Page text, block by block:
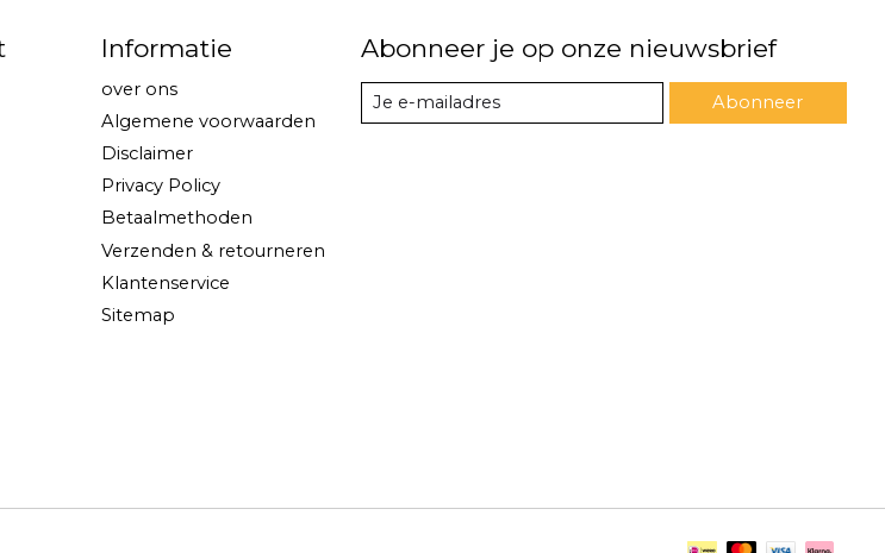
Informatie
over ons
Algemene voorwaarden
Disclaimer
Privacy Policy
Betaalmethoden
Verzenden & retourneren
Klantenservice
Sitemap
Abonneer je op onze nieuwsbrief
Abonneer